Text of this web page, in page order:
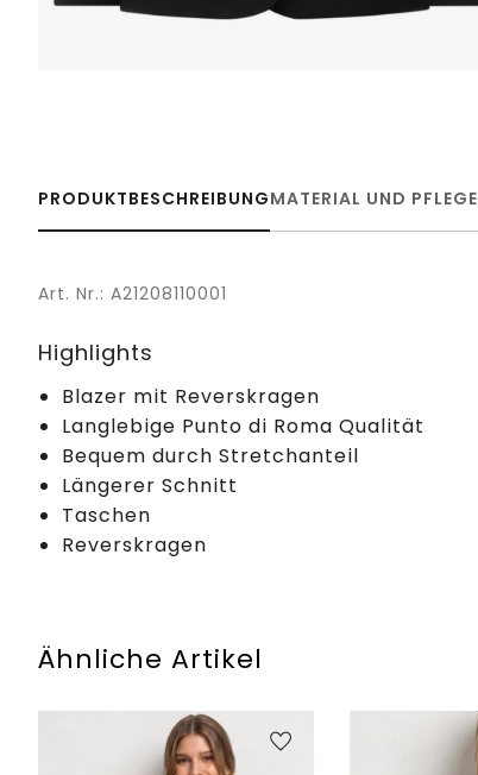
PRODUKTBESCHREIBUNGMATERIAL UND PFLEGE
Art. Nr.: A21208110001
Highlights
Blazer mit Reverskragen
Langlebige Punto di Roma Qualität
Bequem durch Stretchanteil
Längerer Schnitt
Taschen
Reverskragen
Ähnliche Artikel